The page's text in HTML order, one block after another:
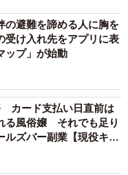
の避難を諦める人に胸を
け入れ先をアプリに表
ップ」が始動
カード支払い日直前は
る風俗嬢 それでも足り
ルズバー副業【現役キャ